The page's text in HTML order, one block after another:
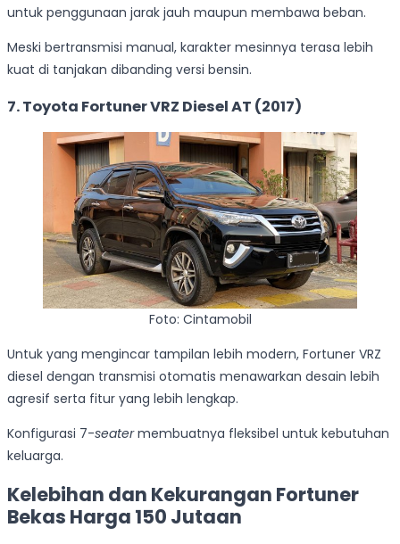
untuk penggunaan jarak jauh maupun membawa beban.
Meski bertransmisi manual, karakter mesinnya terasa lebih
kuat di tanjakan dibanding versi bensin.
7. Toyota Fortuner VRZ Diesel AT (2017)
Foto: Cintamobil
Untuk yang mengincar tampilan lebih modern, Fortuner VRZ
diesel dengan transmisi otomatis menawarkan desain lebih
agresif serta fitur yang lebih lengkap.
Konfigurasi 7-seatermembuatnya fleksibel untuk kebutuhan
keluarga.
Kelebihan dan Kekurangan Fortuner
Bekas Harga 150 Jutaan